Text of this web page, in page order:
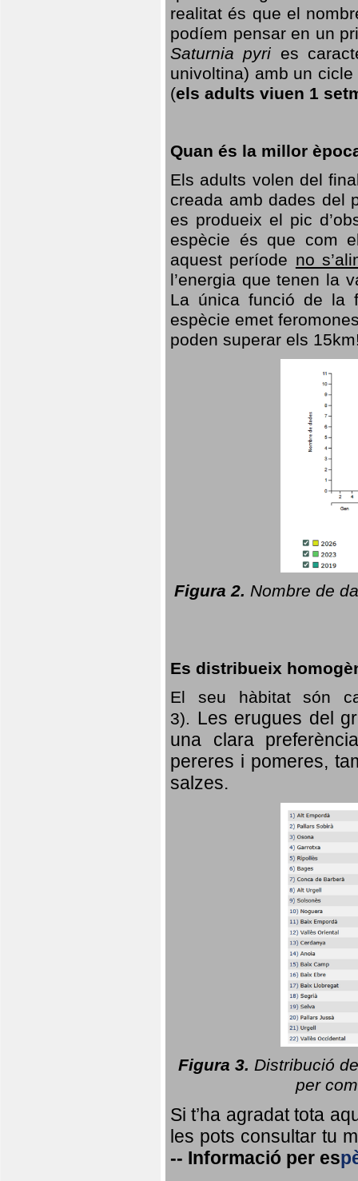
realitat és que el
podíem pensar en un
Saturnia pyri es
univoltina) amb un
(els adults viuen 1
Quan és la millor
Els adults volen del
creada amb dades del
es produeix el pic
espècie és que com
aquest període no
l’energia que tenen la
La única funció de la
espècie emet
poden superar els
Figura 2. Nombre de
Es distribueix
El seu hàbitat són
3). Les erugues del
una clara
pereres i pomeres,
salzes.
Figura 3. Distribució
per
Si t’ha agradat tota
les pots consultar tu
-- Informació per es